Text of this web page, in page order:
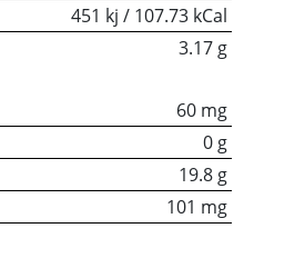
451 kj / 107.73 kCal
3.17 g
60 mg
0 g
19.8 g
101 mg